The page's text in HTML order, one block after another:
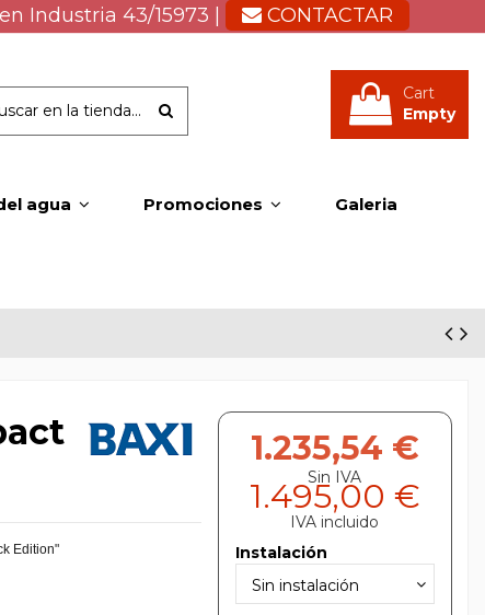
Industria 43/15973 | CONTACTAR
Cart
Empty
agua Promociones Galeria
Edition"
1.235,54 €
Sin IVA
1.495,00 €
IVA incluido
Instalación